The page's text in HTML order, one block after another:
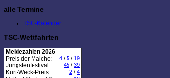
alle Termine
TSC-Kalender
TSC-Wettfahrten
Meldezahlen 2026
Preis der Malche:
4 / 5 / 19
Jüngstenfestival: 45 / 39
Kurt-Weck-Preis: 2 / 4